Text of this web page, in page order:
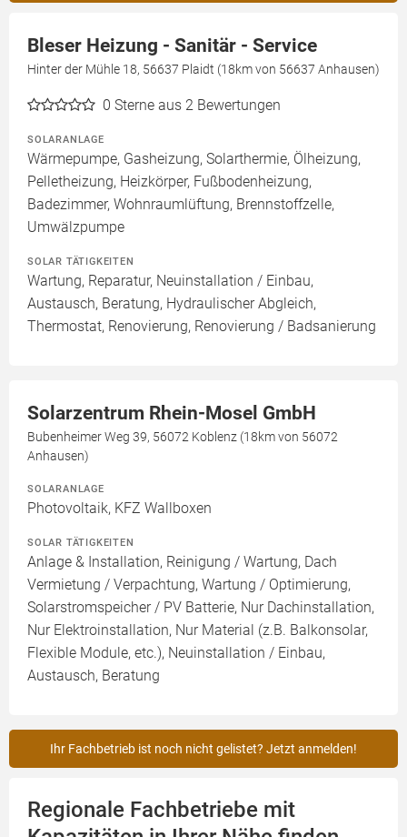
Bleser Heizung - Sanitär - Service
Hinter der Mühle 18, 56637 Plaidt (18km von 56637 Anhausen)
0 Sterne aus 2 Bewertungen
SOLARANLAGE
Wärmepumpe, Gasheizung, Solarthermie, Ölheizung,
Pelletheizung, Heizkörper, Fußbodenheizung,
Badezimmer, Wohnraumlüftung, Brennstoffzelle,
Umwälzpumpe
SOLAR TÄTIGKEITEN
Wartung, Reparatur, Neuinstallation / Einbau,
Austausch, Beratung, Hydraulischer Abgleich,
Thermostat, Renovierung, Renovierung / Badsanierung
Solarzentrum Rhein-Mosel GmbH
Bubenheimer Weg 39, 56072 Koblenz (18km von 56072
Anhausen)
SOLARANLAGE
Photovoltaik, KFZ Wallboxen
SOLAR TÄTIGKEITEN
Anlage & Installation, Reinigung / Wartung, Dach
Vermietung / Verpachtung, Wartung / Optimierung,
Solarstromspeicher / PV Batterie, Nur Dachinstallation,
Nur Elektroinstallation, Nur Material (z.B. Balkonsolar,
Flexible Module, etc.), Neuinstallation / Einbau,
Austausch, Beratung
Ihr Fachbetrieb ist noch nicht gelistet? Jetzt anmelden!
Regionale Fachbetriebe mit